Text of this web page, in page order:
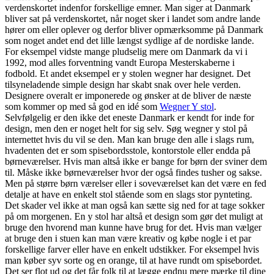
verdenskortet indenfor forskellige emner. Man siger at Danmark
bliver sat på verdenskortet, når noget sker i landet som andre lande
hører om eller oplever og derfor bliver opmærksomme på Danmark
som noget andet end det lille længst sydlige af de nordiske lande.
For eksempel vidste mange pludselig mere om Danmark da vi i
1992, mod alles forventning vandt Europa Mesterskaberne i
fodbold. Et andet eksempel er y stolen wegner har designet. Det
tilsyneladende simple design har skabt snak over hele verden.
Designere overalt er imponerede og ønsker at de bliver de næste
som kommer op med så god en idé som Wegner Y stol.
Selvfølgelig er den ikke det eneste Danmark er kendt for inde for
design, men den er noget helt for sig selv. Søg wegner y stol på
internettet hvis du vil se den. Man kan bruge den alle i slags rum,
hvadenten det er som spisebordsstole, kontorstole eller endda på
børneværelser. Hvis man altså ikke er bange for børn der sviner dem
til. Måske ikke børneværelser hvor der også findes tusher og sakse.
Men på større børn værelser eller i soveværelset kan det være en fed
detalje at have en enkelt stol stående som en slags stor pynteting.
Det skader vel ikke at man også kan sætte sig ned for at tage sokker
på om morgenen. En y stol har altså et design som gør det muligt at
bruge den hvorend man kunne have brug for det. Hvis man vælger
at bruge den i stuen kan man være kreativ og købe nogle i et par
forskellige farver eller have en enkelt udstikker. For eksempel hvis
man køber syv sorte og en orange, til at have rundt om spisebordet.
Det ser flot ud og det får folk til at lægge endnu mere mærke til dine